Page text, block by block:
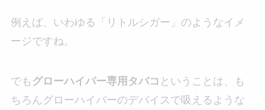
例えば、いわゆる「リトルシガー」のようなイメ
ージですね。
でも グローハイパー専用タバコ ということは、も
ちろんグローハイパーのデバイスで吸えるような